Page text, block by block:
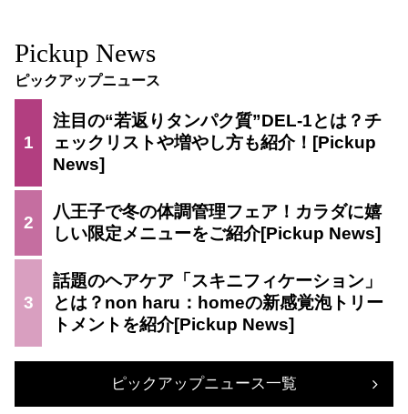
Pickup News
ピックアップニュース
1
注目の“若返りタンパク質”DEL-1とは？チ
ェックリストや増やし方も紹介！
2
八王子で冬の体調管理フェア！カラダに嬉
しい限定メニューをご紹介
3
話題のヘアケア「スキニフィケーション」
とは？non haru：homeの新感覚泡トリー
トメントを紹介
ピックアップニュース一覧